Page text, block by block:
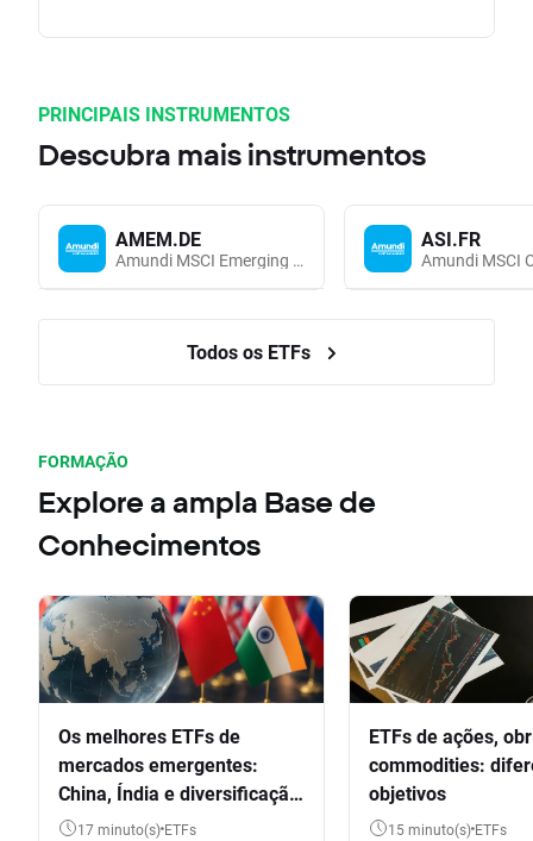
PRINCIPAIS INSTRUMENTOS
Descubra mais instrumentos
AMEM.DE
Amundi MSCI Emerging Markets UCITS (Acc EUR)
ASI.FR
Todos os ETFs
FORMAÇÃO
Explore a ampla Base de
Conhecimentos
Os melhores ETFs de
mercados emergentes:
China, Índia e diversificação
global
17 minuto(s) ETFs
ETFs de ações,
commodities:
objetivos
15 minuto(s) ETFs